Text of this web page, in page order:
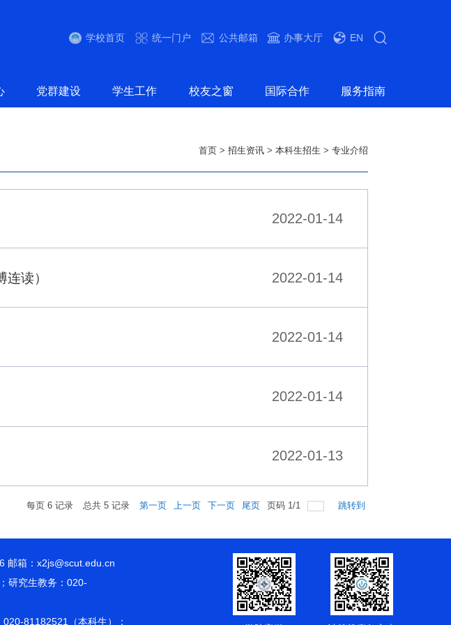
学校首页 统一门户 公共邮箱 办事大厅 EN
党群建设 学生工作 校友之窗 国际合作 服务指南
首页 > 招生资讯 > 本科生招生 > 专业介绍
2022-01-14
读） 2022-01-14
2022-01-14
2022-01-14
2022-01-13
每页 6 记录 总共 5 记录 第一页 上一页 下一页 尾页 页码 1/1 跳转到
邮箱：x2js@scut.edu.cn
研究生教务：020-
81182521（本科生）；